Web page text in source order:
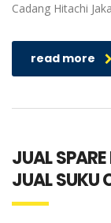
Cadang Hitachi
read more
JUAL
JUAL SUKU